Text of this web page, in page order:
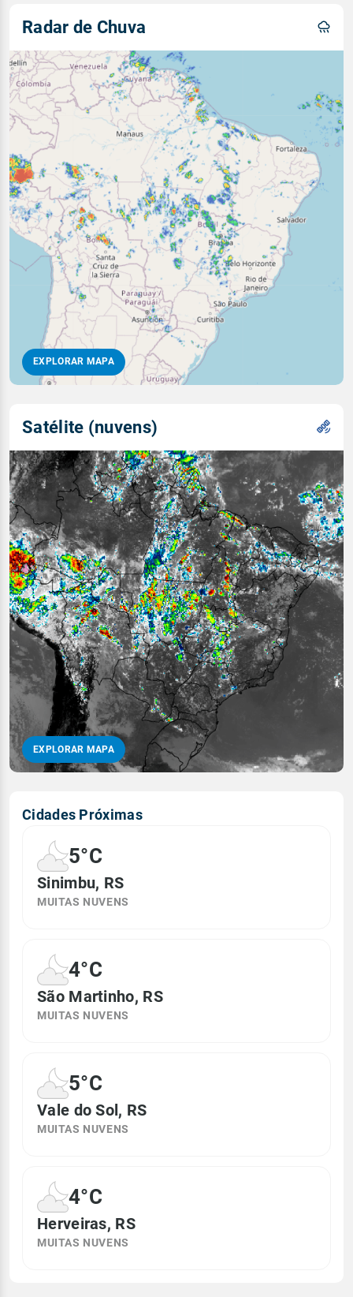
Radar de Chuva
EXPLORAR MAPA
Satélite (nuvens)
EXPLORAR MAPA
Cidades Próximas
5°C
Sinimbu, RS
MUITAS NUVENS
4°C
São Martinho, RS
MUITAS NUVENS
5°C
Vale do Sol, RS
MUITAS NUVENS
4°C
Herveiras, RS
MUITAS NUVENS